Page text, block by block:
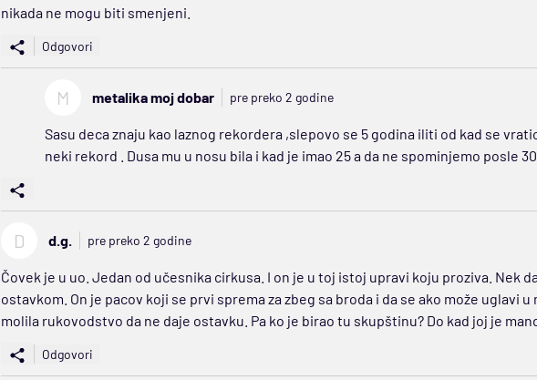
nikada ne mogu biti smenjeni.
Odgovori
M metalika moj dobar pre preko 2 godine
Sasu deca znaju kao laznog rekordera ,slepovo se 5 godina iliti od kad se
neki rekord . Dusa mu u nosu bila i kad je imao 25 a da ne spominjemo posle
D d.g. pre preko 2 godine
Čovek je u uo. Jedan od učesnika cirkusa. I on je u toj istoj upravi koju proziva. Nek
ostavkom. On je pacov koji se prvi sprema za zbeg sa broda i da se ako može uglavi
molila rukovodstvo da ne daje ostavku. Pa ko je birao tu skupštinu? Do kad joj je
Odgovori